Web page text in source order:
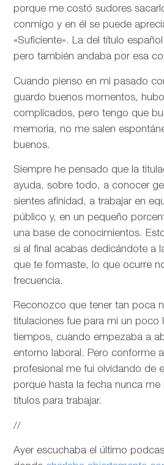
porque me costó sudores
conmigo y en él se puede
«Suficiente». La del título
pero también andaba por esa
Cuando pienso en mi pasado
guardo buenos momentos,
complicados, pero tengo que
memoria, no me salen
buenos.
Siempre he pensado que la
ayuda, sobre todo, a conocer
sientes afinidad, a trabajar en
público y, en un pequeño
una base de conocimientos.
si al final acabas dedicándote a
que te formaste, lo que ocurre
frecuencia.
Reconozco que tener tan poca
titulaciones fue para mi un poco
tiempos, cuando empezaba a
entorno laboral. Pero conforme
profesional me fui olvidando de
porque hasta la fecha nunca
títulos para trabajar.
//
Ayer escuchaba el último